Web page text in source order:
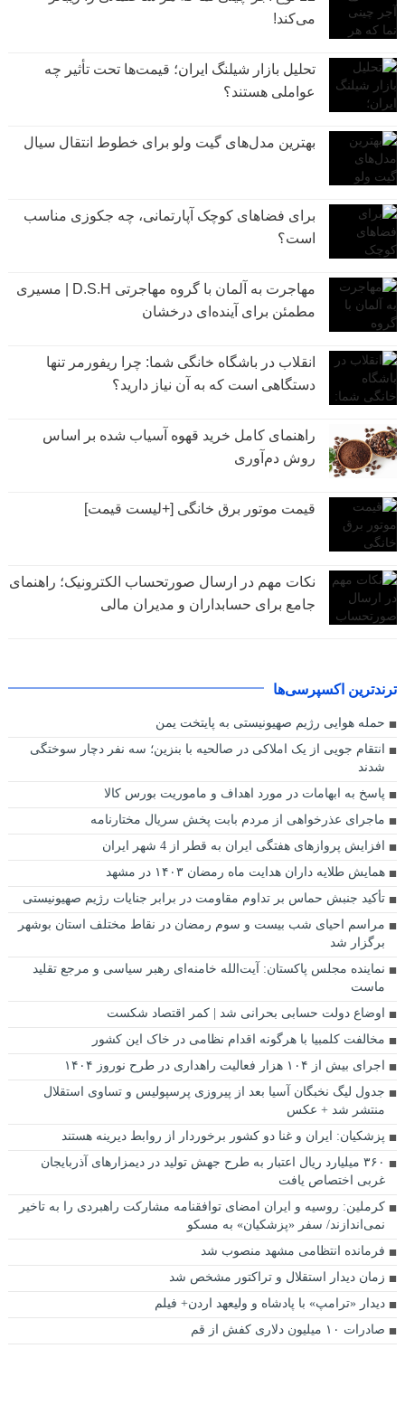
می‌کند!
تحلیل بازار شیلنگ ایران؛ قیمت‌ها تحت تأثیر چه
عواملی هستند؟
بهترین مدل‌های گیت ولو برای خطوط انتقال سیال
برای فضاهای کوچک آپارتمانی، چه جکوزی مناسب
است؟
مهاجرت به آلمان با گروه مهاجرتی D.S.H | مسیری
مطمئن برای آینده‌ای درخشان
انقلاب در باشگاه خانگی شما: چرا ریفورمر تنها
دستگاهی است که به آن نیاز دارید؟
راهنمای کامل خرید قهوه آسیاب شده بر اساس
روش دم‌آوری
قیمت موتور برق خانگی [+لیست قیمت]
نکات مهم در ارسال صورتحساب الکترونیک؛ راهنمای
جامع برای حسابداران و مدیران مالی
ترندترین اکسپرسی‌ها
حمله هوایی رژیم صهیونیستی به پایتخت یمن
انتقام جویی از یک املاکی در صالحیه با بنزین؛ سه نفر دچار سوختگی
شدند
پاسخ به ابهامات در مورد اهداف و ماموریت بورس کالا
ماجرای عذرخواهی از مردم بابت پخش سریال مختارنامه
افزایش پروازهای هفتگی ایران به قطر از 4 شهر ایران
همایش طلایه داران هدایت ماه رمضان ۱۴۰۳ در مشهد
تأکید جنبش حماس بر تداوم مقاومت در برابر جنایات رژیم صهیونیستی
مراسم احیای شب بیست و سوم رمضان در نقاط مختلف استان بوشهر
برگزار شد
نماینده مجلس پاکستان: آیت‌الله خامنه‌ای رهبر سیاسی و مرجع تقلید
ماست
اوضاع دولت حسابی بحرانی شد | کمر اقتصاد شکست
مخالفت کلمبیا با هرگونه اقدام نظامی در خاک این کشور
اجرای بیش از ۱۰۴ هزار فعالیت راهداری در طرح نوروز ۱۴۰۴
جدول لیگ نخبگان آسیا بعد از پیروزی پرسپولیس و تساوی استقلال
منتشر شد + عکس
پزشکیان: ایران و غنا دو کشور برخوردار از روابط دیرینه هستند
۳۶۰ میلیارد ریال اعتبار به طرح جهش تولید در دیمزارهای آذربایجان
‌غربی اختصاص یافت
کرملین: روسیه و ایران امضای توافقنامه مشارکت راهبردی را به تاخیر
نمی‌اندازند/ سفر «پزشکیان» به مسکو
فرمانده انتظامی مشهد منصوب شد
زمان دیدار استقلال و تراکتور مشخص شد
دیدار «ترامپ» با پادشاه و ولیعهد اردن+ فیلم
صادرات ۱۰ میلیون دلاری کفش از قم